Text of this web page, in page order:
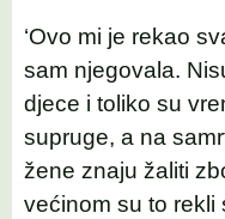
‘Ovo mi je rekao
sam njegovala.
djece i toliko su
supruge, a na
žene znaju žaliti
većinom su to rekli